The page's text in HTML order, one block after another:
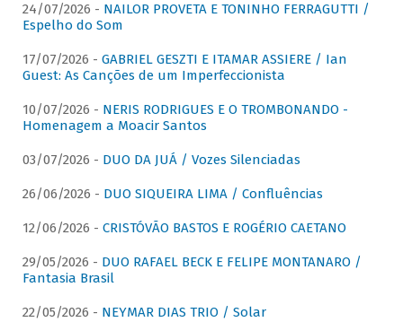
24/07/2026 - NAILOR PROVETA E TONINHO FERRAGUTTI /
Espelho do Som
17/07/2026 - GABRIEL GESZTI E ITAMAR ASSIERE / Ian
Guest: As Canções de um Imperfeccionista
10/07/2026 - NERIS RODRIGUES E O TROMBONANDO -
Homenagem a Moacir Santos
03/07/2026 - DUO DA JUÁ / Vozes Silenciadas
26/06/2026 - DUO SIQUEIRA LIMA / Confluências
12/06/2026 - CRISTÓVÃO BASTOS E ROGÉRIO CAETANO
29/05/2026 - DUO RAFAEL BECK E FELIPE MONTANARO /
Fantasia Brasil
22/05/2026 - NEYMAR DIAS TRIO / Solar